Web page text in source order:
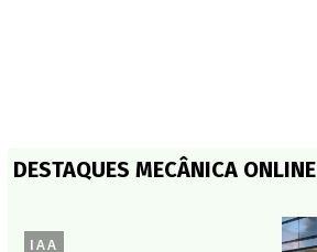
DESTAQUES MECÂNICA ONLINE
IAA